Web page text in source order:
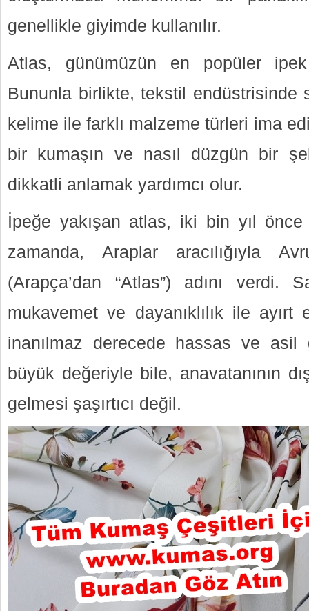
genellikle giyimde kullanılır.
Atlas, günümüzün en popüler ipek
Bununla birlikte, tekstil endüstrisinde
kelime ile farklı malzeme türleri ima
bir kumaşın ve nasıl düzgün bir
dikkatli anlamak yardımcı olur.
İpeğe yakışan atlas, iki bin yıl önce
zamanda, Araplar aracılığıyla
(Arapça’dan “Atlas”) adını verdi.
mukavemet ve dayanıklılık ile ayırt
inanılmaz derecede hassas ve asil
büyük değeriyle bile, anavatanının
gelmesi şaşırtıcı değil.